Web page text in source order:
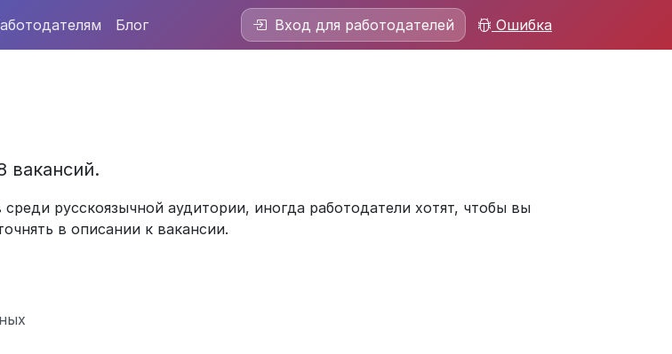
Блог Вход для работодателей Ошибка
вакансий.
русскоязычной аудитории, иногда работодатели хотят, чтобы вы
в описании к вакансии.